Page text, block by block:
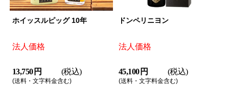
ホイッスルピッグ 10年
法人価格
13,750 円 (税込)
(送料・文字料金含む)
ドンペリニヨン
法人価格
45,100 円 (税込)
(送料・文字料金含む)